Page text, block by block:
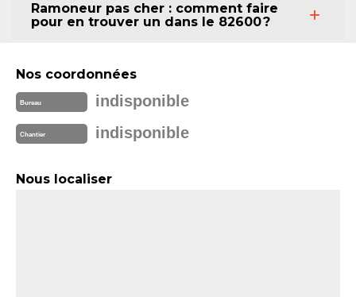
Ramoneur pas cher : comment faire
pour en trouver un dans le 82600 ?
Nos coordonnées
Bureau indisponible
Chantier indisponible
Nous localiser